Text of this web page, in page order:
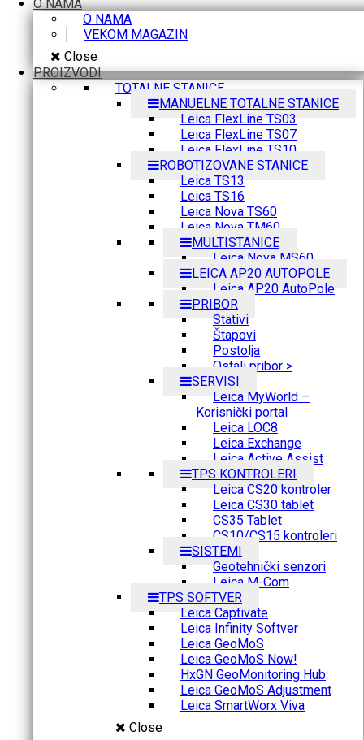
O NAMA
O NAMA
VEKOM MAGAZIN
Close
PROIZVODI
TOTALNE STANICE
MANUELNE TOTALNE STANICE
Leica FlexLine TS03
Leica FlexLine TS07
Leica FlexLine TS10
ROBOTIZOVANE STANICE
Leica TS13
Leica TS16
Leica Nova TS60
Leica Nova TM60
MULTISTANICE
Leica Nova MS60
LEICA AP20 AUTOPOLE
Leica AP20 AutoPole
PRIBOR
Stativi
Štapovi
Postolja
Ostali pribor >
SERVISI
Leica MyWorld –
Korisnički portal
Leica LOC8
Leica Exchange
Leica Active Assist
TPS KONTROLERI
Leica CS20 kontroler
Leica CS30 tablet
CS35 Tablet
CS10/CS15 kontroleri
SISTEMI
Geotehnički senzori
Leica M-Com
TPS SOFTVER
Leica Captivate
Leica Infinity Softver
Leica GeoMoS
Leica GeoMoS Now!
HxGN GeoMonitoring Hub
Leica GeoMoS Adjustment
Leica SmartWorx Viva
Close